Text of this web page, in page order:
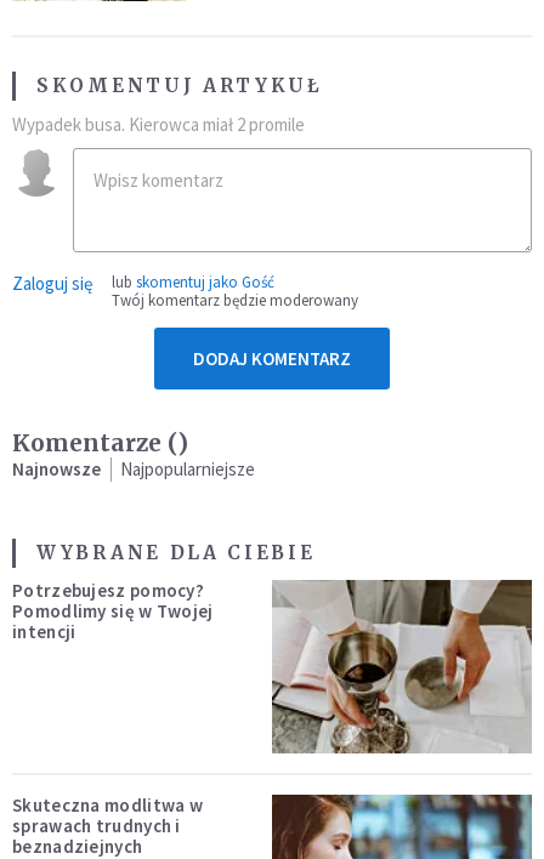
SKOMENTUJ ARTYKUŁ
Wypadek busa. Kierowca miał 2 promile
Zaloguj się lub skomentuj jako Gość
Twój komentarz będzie moderowany
DODAJ KOMENTARZ
Komentarze ()
Najnowsze Najpopularniejsze
WYBRANE DLA CIEBIE
Potrzebujesz pomocy?
Pomodlimy się w Twojej
intencji
Skuteczna modlitwa w
sprawach trudnych i
beznadziejnych